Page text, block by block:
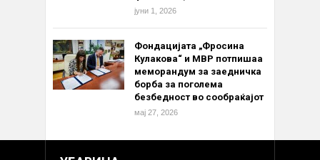
јуни 1, 2026
Фондацијата „Фросина
Кулакова“ и МВР потпишаа
меморандум за заедничка
борба за поголема
безбедност во сообраќајот
мај 27, 2026